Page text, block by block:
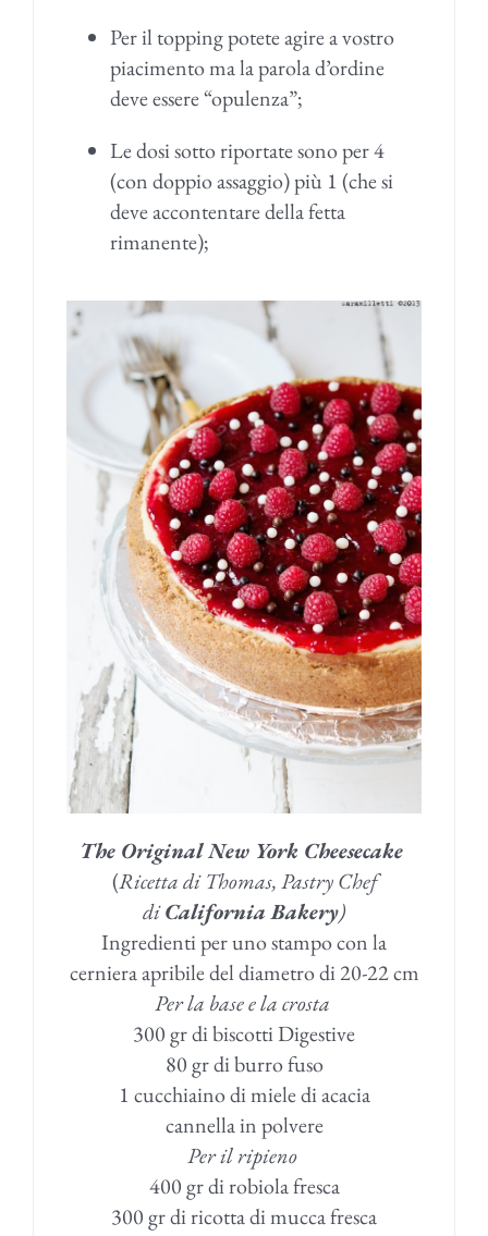
Per il topping potete agire a vostro
piacimento ma la parola d’ordine
deve essere “opulenza”;
Le dosi sotto riportate sono per 4
(con doppio assaggio) più 1 (che si
deve accontentare della fetta
rimanente);
The Original New York Cheesecake
(Ricetta di Thomas, Pastry Chef
diCalifornia Bakery)
Ingredienti per uno stampo con la
cerniera apribile del diametro di 20-22 cm
Per la base e la crosta
300 gr di biscotti Digestive
80 gr di burro fuso
1 cucchiaino di miele di acacia
cannella in polvere
Per il ripieno
400 gr di robiola fresca
300 gr di ricotta di mucca fresca